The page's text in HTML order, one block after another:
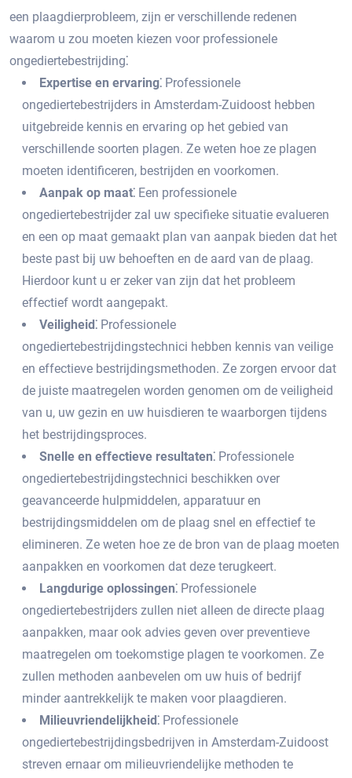
een plaagdierprobleem, zijn er verschillende redenen
waarom u zou moeten kiezen voor professionele
ongediertebestrijding⁚
Expertise en ervaring⁚ Professionele
ongediertebestrijders in Amsterdam-Zuidoost hebben
uitgebreide kennis en ervaring op het gebied van
verschillende soorten plagen.​ Ze weten hoe ze plagen
moeten identificeren, bestrijden en voorkomen.​
Aanpak op maat⁚ Een professionele
ongediertebestrijder zal uw specifieke situatie evalueren
en een op maat gemaakt plan van aanpak bieden dat het
beste past bij uw behoeften en de aard van de plaag.​
Hierdoor kunt u er zeker van zijn dat het probleem
effectief wordt aangepakt.
Veiligheid⁚ Professionele
ongediertebestrijdingstechnici hebben kennis van veilige
en effectieve bestrijdingsmethoden. Ze zorgen ervoor dat
de juiste maatregelen worden genomen om de veiligheid
van u, uw gezin en uw huisdieren te waarborgen tijdens
het bestrijdingsproces.​
Snelle en effectieve resultaten⁚ Professionele
ongediertebestrijdingstechnici beschikken over
geavanceerde hulpmiddelen, apparatuur en
bestrijdingsmiddelen om de plaag snel en effectief te
elimineren. Ze weten hoe ze de bron van de plaag moeten
aanpakken en voorkomen dat deze terugkeert.​
Langdurige oplossingen⁚ Professionele
ongediertebestrijders zullen niet alleen de directe plaag
aanpakken, maar ook advies geven over preventieve
maatregelen om toekomstige plagen te voorkomen.​ Ze
zullen methoden aanbevelen om uw huis of bedrijf
minder aantrekkelijk te maken voor plaagdieren.
Milieuvriendelijkheid⁚ Professionele
ongediertebestrijdingsbedrijven in Amsterdam-Zuidoost
streven ernaar om milieuvriendelijke methoden te